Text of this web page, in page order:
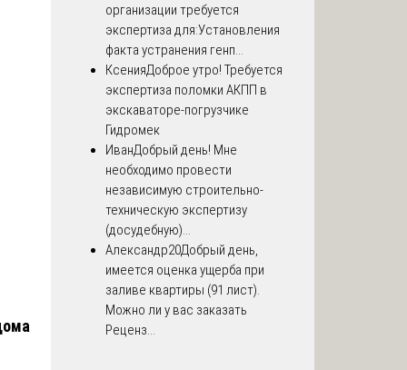
организации требуется
экспертиза для:Установления
факта устранения генп...
КсенияДоброе утро! Требуется
экспертиза поломки АКПП в
экскаваторе-погрузчике
Гидромек
ИванДобрый день! Мне
необходимо провести
независимую строительно-
техническую экспертизу
(досудебную)...
Александр20Добрый день,
имеется оценка ущерба при
заливе квартиры (91 лист).
Можно ли у вас заказать
Реценз...